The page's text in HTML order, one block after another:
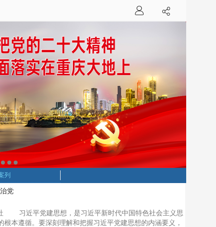
列
党
社 习近平党建思想，是习近平新时代中国特色社会主义思
本遵循。要深刻理解和把握习近平党建思想的内涵要义，